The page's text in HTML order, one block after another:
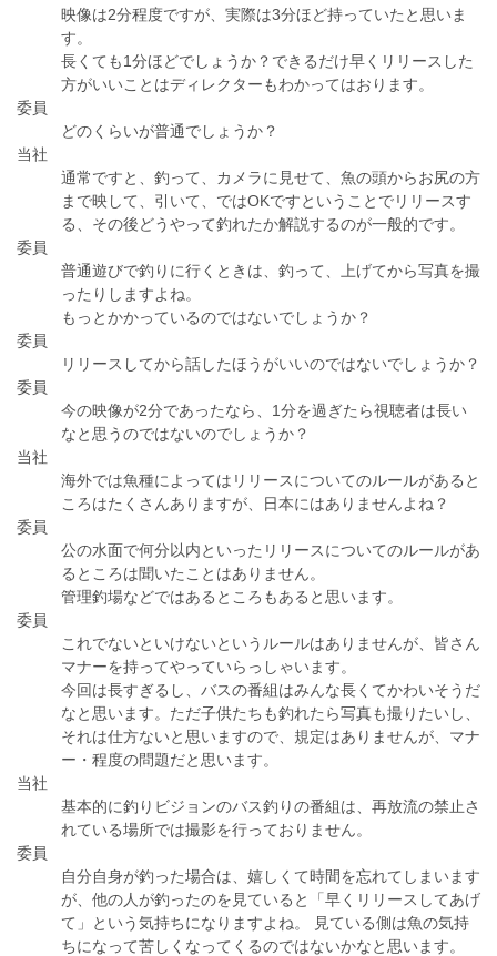
映像は2分程度ですが、実際は3分ほど持っていたと思いま
す。
長くても1分ほどでしょうか？できるだけ早くリリースした
方がいいことはディレクターもわかってはおります。
委員
どのくらいが普通でしょうか？
当社
通常ですと、釣って、カメラに見せて、魚の頭からお尻の方
まで映して、引いて、ではOKですということでリリースす
る、その後どうやって釣れたか解説するのが一般的です。
委員
普通遊びで釣りに行くときは、釣って、上げてから写真を撮
ったりしますよね。
もっとかかっているのではないでしょうか？
委員
リリースしてから話したほうがいいのではないでしょうか？
委員
今の映像が2分であったなら、1分を過ぎたら視聴者は長い
なと思うのではないのでしょうか？
当社
海外では魚種によってはリリースについてのルールがあると
ころはたくさんありますが、日本にはありませんよね？
委員
公の水面で何分以内といったリリースについてのルールがあ
るところは聞いたことはありません。
管理釣場などではあるところもあると思います。
委員
これでないといけないというルールはありませんが、皆さん
マナーを持ってやっていらっしゃいます。
今回は長すぎるし、バスの番組はみんな長くてかわいそうだ
なと思います。ただ子供たちも釣れたら写真も撮りたいし、
それは仕方ないと思いますので、規定はありませんが、マナ
ー・程度の問題だと思います。
当社
基本的に釣りビジョンのバス釣りの番組は、再放流の禁止さ
れている場所では撮影を行っておりません。
委員
自分自身が釣った場合は、嬉しくて時間を忘れてしまいます
が、他の人が釣ったのを見ていると「早くリリースしてあげ
て」という気持ちになりますよね。 見ている側は魚の気持
ちになって苦しくなってくるのではないかなと思います。